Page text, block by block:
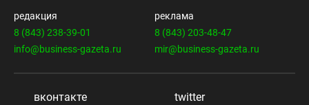
редакция
8 (843) 238-39-01
info@business-gazeta.ru
реклама
8 (843) 203-48-47
mir@business-gazeta.ru
вконтакте
twitter